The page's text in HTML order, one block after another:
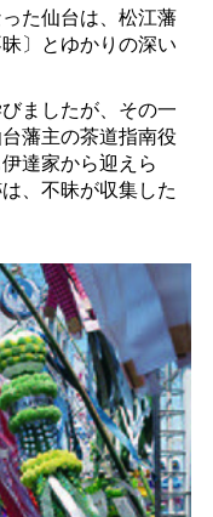
た仙台は、松江藩
〕とゆかりの深い
ましたが、その一
藩主の茶道指南役
達家から迎えら
、不昧が収集した